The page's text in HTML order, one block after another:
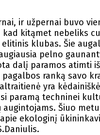
ir užpernai buvo
kitąmet nebeliks
klubas. Šie
pelno
dalį paramos atimti
ranką savo
yra
paramą techninei
Šiuo
ekologinį